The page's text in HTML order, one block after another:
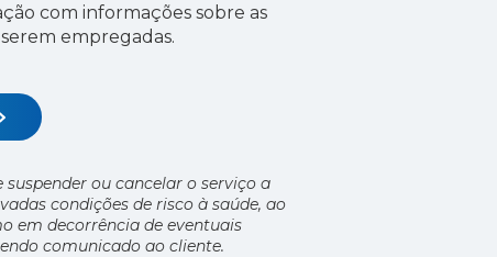
com informações sobre as
empregadas.
suspender ou cancelar o serviço a
condições de risco à saúde, ao
em decorrência de eventuais
comunicado ao cliente.